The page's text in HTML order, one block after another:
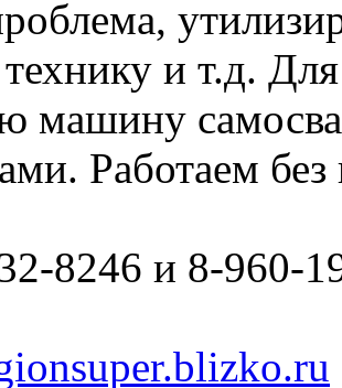
и т.д.
машину
Работаем
8246 и 8-960-